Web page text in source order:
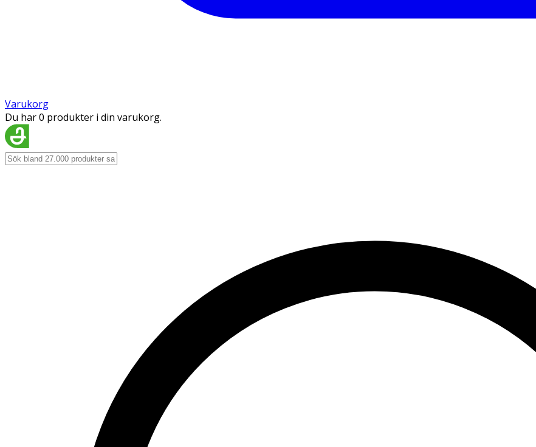
Varukorg
Du har 0 produkter i din varukorg.